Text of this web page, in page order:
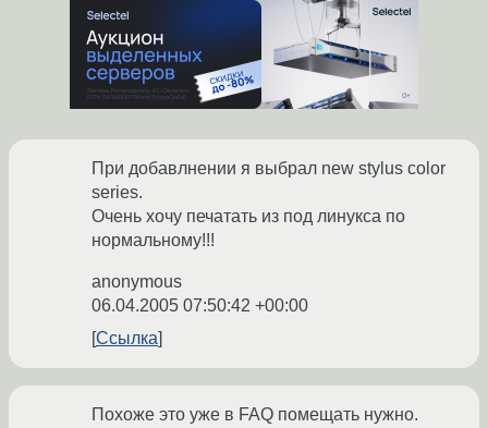
При добавлнении я выбрал new stylus color
series.
Очень хочу печатать из под линукса по
нормальному!!!
anonymous
06.04.2005 07:50:42 +00:00
Ссылка
Похоже это уже в FAQ помещать нужно.